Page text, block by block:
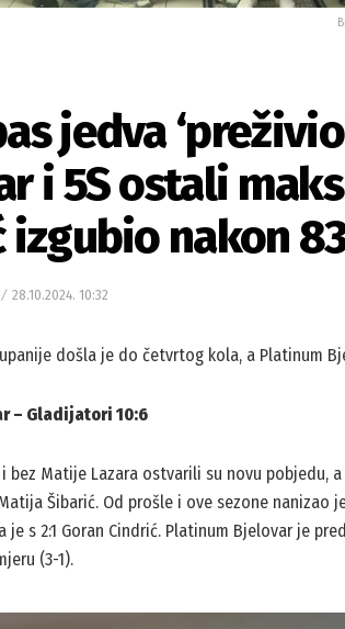
jedva
i 5S ostali
izgubio nakon
28.10.2024. 10:32
došla je do četvrtog kola, a Platinum
– Gladijatori 10:6
bez Matije Lazara ostvarili su novu pobjedu,
Šibarić. Od prošle i ove sezone nanizao
je s 2:1 Goran Cindrić. Platinum Bjelovar je
(3-1).